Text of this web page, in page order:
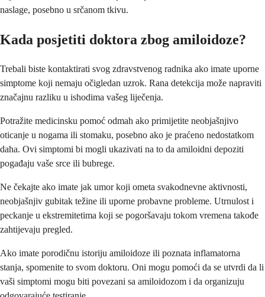
naslage, posebno u srčanom tkivu.
Kada posjetiti doktora zbog amiloidoze?
Trebali biste kontaktirati svog zdravstvenog radnika ako imate uporne
simptome koji nemaju očigledan uzrok. Rana detekcija može napraviti
značajnu razliku u ishodima vašeg liječenja.
Potražite medicinsku pomoć odmah ako primijetite neobjašnjivo
oticanje u nogama ili stomaku, posebno ako je praćeno nedostatkom
daha. Ovi simptomi bi mogli ukazivati na to da amiloidni depoziti
pogađaju vaše srce ili bubrege.
Ne čekajte ako imate jak umor koji ometa svakodnevne aktivnosti,
neobjašnjiv gubitak težine ili uporne probavne probleme. Utrnulost i
peckanje u ekstremitetima koji se pogoršavaju tokom vremena takođe
zahtijevaju pregled.
Ako imate porodičnu istoriju amiloidoze ili poznata inflamatorna
stanja, spomenite to svom doktoru. Oni mogu pomoći da se utvrdi da li
vaši simptomi mogu biti povezani sa amiloidozom i da organizuju